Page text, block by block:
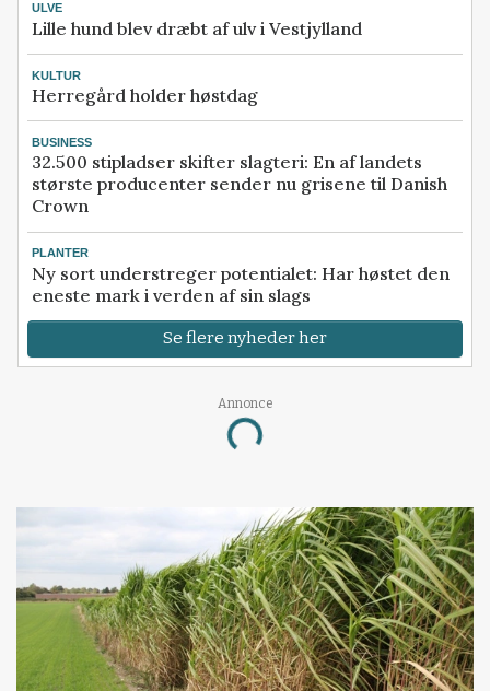
ULVE
Lille hund blev dræbt af ulv i Vestjylland
KULTUR
Herregård holder høstdag
BUSINESS
32.500 stipladser skifter slagteri: En af landets
største producenter sender nu grisene til Danish
Crown
PLANTER
Ny sort understreger potentialet: Har høstet den
eneste mark i verden af sin slags
Se flere nyheder her
Annonce
Loading...